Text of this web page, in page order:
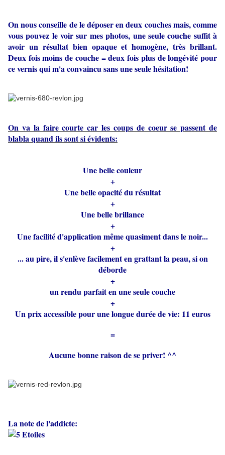
On nous conseille de le déposer en deux couches mais, comme
vous pouvez le voir sur mes photos, une seule couche suffit à
avoir un résultat bien opaque et homogène, très brillant.
Deux fois moins de couche = deux fois plus de longévité pour
ce vernis qui m'a convaincu sans une seule hésitation!
On va la faire courte car les coups de coeur se passent de
blabla quand ils sont si évidents:
Une belle couleur
+
Une belle opacité du résultat
+
Une belle brillance
+
Une facilité d'application même quasiment dans le noir...
+
... au pire, il s'enlève facilement en grattant la peau, si on
déborde
+
un rendu parfait en une seule couche
+
Un prix accessible pour une longue durée de vie: 11 euros
=
Aucune bonne raison de se priver! ^^
La note de l'addicte: